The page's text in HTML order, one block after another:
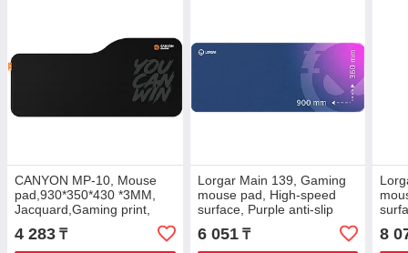
CANYON MP-10, Mouse
pad,930*350*430 *3MM,
Jacquard,Gaming print,
color box
4 283 ₸
Lorgar Main 139, Gaming
mouse pad, High-speed
surface, Purple anti-slip
rubber base, size: 900mm
x 360mm x 3mm
6 051₸
x
8